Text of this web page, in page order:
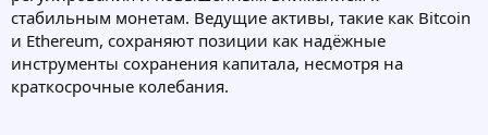
стабильным монетам. Ведущие активы, такие как Bitcoin
и Ethereum, сохраняют позиции как надёжные
инструменты сохранения капитала, несмотря на
краткосрочные колебания.